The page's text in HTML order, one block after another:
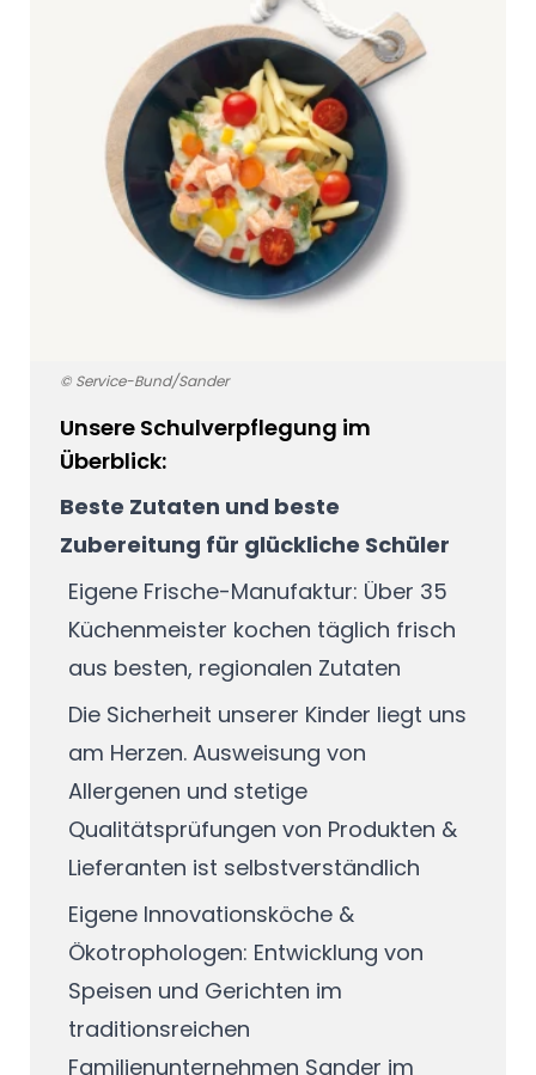
© Service-Bund/Sander
Unsere Schulverpflegung im
Überblick:
Beste Zutaten und beste
Zubereitung für glückliche Schüler
Eigene Frische-Manufaktur: Über 35
Küchenmeister kochen täglich frisch
aus besten, regionalen Zutaten
Die Sicherheit unserer Kinder liegt uns
am Herzen. Ausweisung von
Allergenen und stetige
Qualitätsprüfungen von Produkten &
Lieferanten ist selbstverständlich
Eigene Innovationsköche &
Ökotrophologen: Entwicklung von
Speisen und Gerichten im
traditionsreichen
Familienunternehmen Sander im